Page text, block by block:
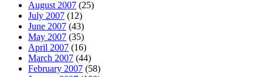
August 2007 (25)
July 2007 (12)
June 2007 (43)
May 2007 (35)
April 2007 (16)
March 2007 (44)
February 2007 (58)